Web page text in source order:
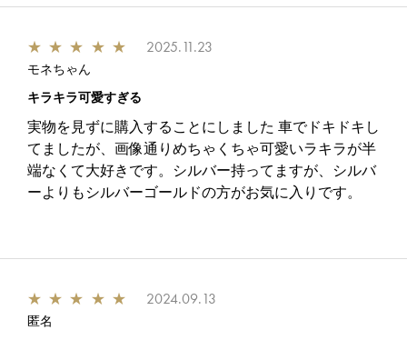
★ ★ ★ ★ ★ 2025.11.23
モネちゃん
キラキラ可愛すぎる
実物を見ずに購入することにしました 車でドキドキし
てましたが、画像通りめちゃくちゃ可愛いラキラが半
端なくて大好きです。シルバー持ってますが、シルバ
ーよりもシルバーゴールドの方がお気に入りです。
★ ★ ★ ★ ★ 2024.09.13
匿名